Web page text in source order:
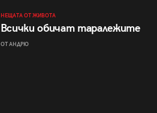
НЕЩАТА ОТ ЖИВОТА
Всички обичат таралежите
ОТ АНДРЮ